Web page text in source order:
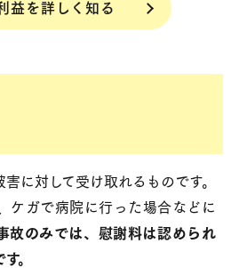
益を詳しく知る
に対して受け取れるものです。
ケガで病院に行った場合などに
故のみでは、慰謝料は認められ
。